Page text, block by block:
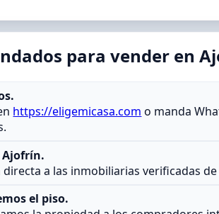
para vender en
https://eligemicasa.com o manda
Ajofrín.
directa a las inmobiliarias verificadas
el piso.